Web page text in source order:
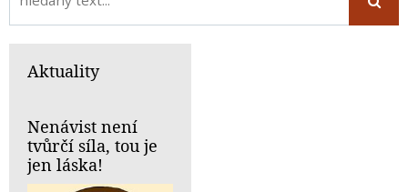
Aktuality
Nenávist není
tvůrčí síla, tou je
jen láska!